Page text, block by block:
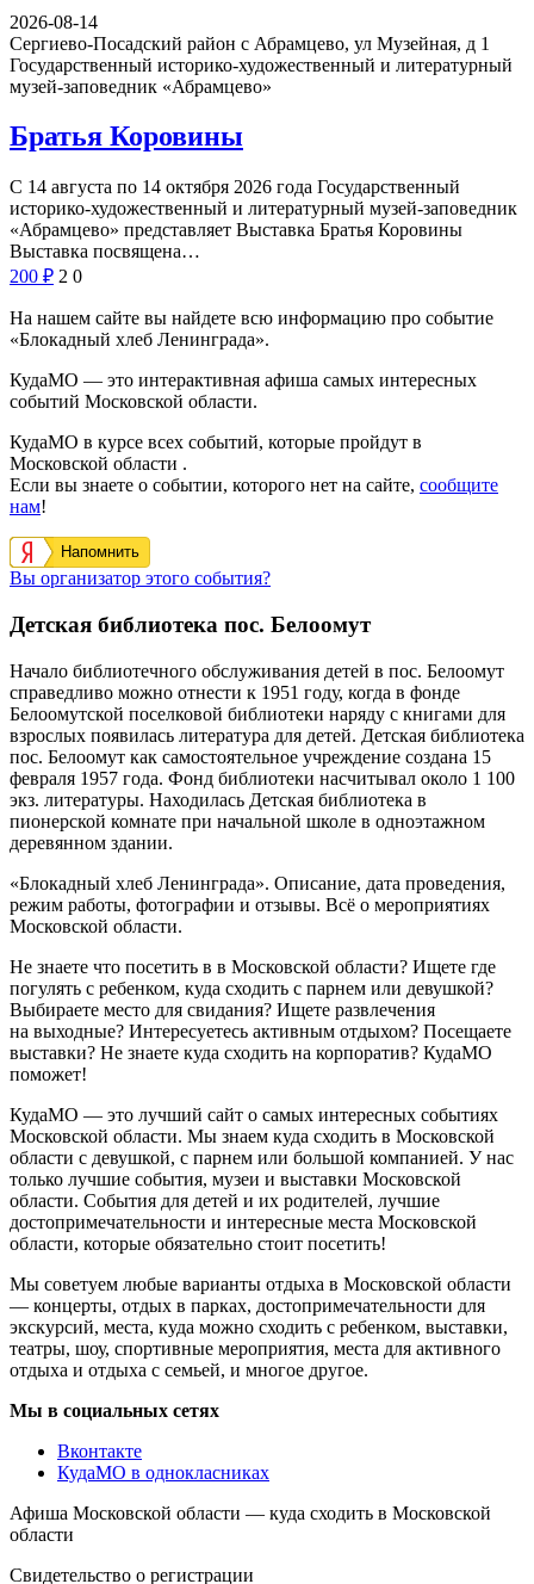
2026-08-14
Сергиево-Посадский район с Абрамцево, ул Музейная, д 1
Государственный историко-художественный и литературный
музей-заповедник «Абрамцево»
Братья Коровины
С 14 августа по 14 октября 2026 года Государственный
историко-художественный и литературный музей-заповедник
«Абрамцево» представляет Выставка Братья Коровины
Выставка посвящена…
200 ₽ 2 0
На нашем сайте вы найдете всю информацию про событие
«Блокадный хлеб Ленинграда».
КудаМО — это интерактивная афиша самых интересных
событий Московской области.
КудаМО в курсе всех событий, которые пройдут в
Московской области .
Если вы знаете о событии, которого нет на сайте, сообщите
нам!
Напомнить
Вы организатор этого события?
Детская библиотека пос. Белоомут
Начало библиотечного обслуживания детей в пос. Белоомут
справедливо можно отнести к 1951 году, когда в фонде
Белоомутской поселковой библиотеки наряду с книгами для
взрослых появилась литература для детей. Детская библиотека
пос. Белоомут как самостоятельное учреждение создана 15
февраля 1957 года. Фонд библиотеки насчитывал около 1 100
экз. литературы. Находилась Детская библиотека в
пионерской комнате при начальной школе в одноэтажном
деревянном здании.
«Блокадный хлеб Ленинграда». Описание, дата проведения,
режим работы, фотографии и отзывы. Всё о мероприятиях
Московской области.
Не знаете что посетить в в Московской области? Ищете где
погулять с ребенком, куда сходить с парнем или девушкой?
Выбираете место для свидания? Ищете развлечения
на выходные? Интересуетесь активным отдыхом? Посещаете
выставки? Не знаете куда сходить на корпоратив? КудаМО
поможет!
КудаМО — это лучший сайт о самых интересных событиях
Московской области. Мы знаем куда сходить в Московской
области с девушкой, с парнем или большой компанией. У нас
только лучшие события, музеи и выставки Московской
области. События для детей и их родителей, лучшие
достопримечательности и интересные места Московской
области, которые обязательно стоит посетить!
Мы советуем любые варианты отдыха в Московской области
— концерты, отдых в парках, достопримечательности для
экскурсий, места, куда можно сходить с ребенком, выставки,
театры, шоу, спортивные мероприятия, места для активного
отдыха и отдыха с семьей, и многое другое.
Мы в социальных сетях
Вконтакте
КудаМО в однокласниках
Афиша Московской области — куда сходить в Московской
области
Свидетельство о регистрации